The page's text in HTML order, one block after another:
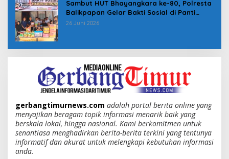
Sambut HUT Bhayangkara ke-80, Polresta
Balikpapan Gelar Bakti Sosial di Panti
Asuhan Jabal Rahmah
26 Juni 2026
gerbangtimurnews.com adalah portal berita online yang
menyajikan beragam topik informasi menarik baik yang
berskala lokal, hingga nasional. Kami berkomitmen untuk
senantiasa menghadirkan berita-berita terkini yang tentunya
informatif dan akurat untuk melengkapi kebutuhan informasi
anda.